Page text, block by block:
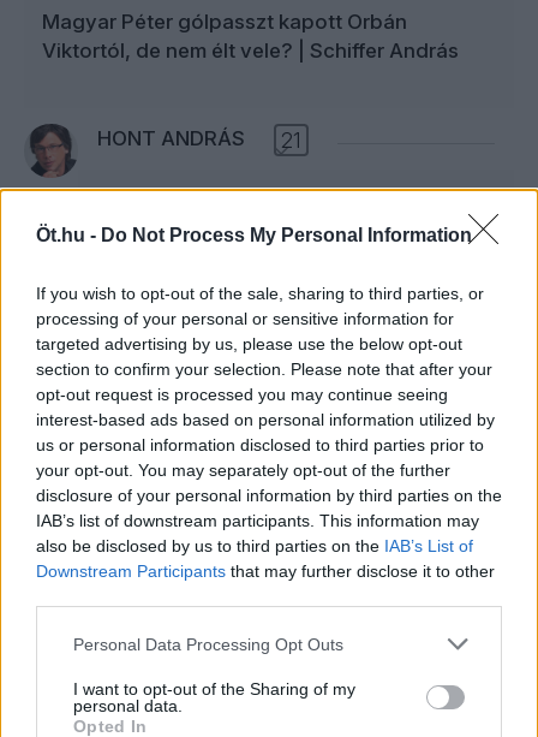
Öt.hu - Do Not Process My Personal Information
If you wish to opt-out of the sale, sharing to third parties, or
processing of your personal or sensitive information for
targeted advertising by us, please use the below opt-out
section to confirm your selection. Please note that after your
opt-out request is processed you may continue seeing
interest-based ads based on personal information utilized by
us or personal information disclosed to third parties prior to
your opt-out. You may separately opt-out of the further
disclosure of your personal information by third parties on the
IAB’s list of downstream participants. This information may
also be disclosed by us to third parties on the IAB’s List of
Downstream Participants that may further disclose it to other
Personal Data Processing Opt Outs
I want to opt-out of the Sharing of my
personal data.
Opted In
Magyar Péter gólpasszt kapott Orbán
Viktortól, de nem élt vele? | Schiffer András
HONT ANDRÁS 21
Bukarest Cowboys menni Nyugat
A romániai elnökválasztás magyar tényezői
a szélnacionalista George Simion felé tett
tihanyi gesztusa és az RMDSZ Simion elleni
kampánya egyaránt és még együttesen is
beilleszthető a nemzeti érdekek közé. Sem a
nagyromán ébredés, sem Románia európai
értelemben vett progresszív újjászületése
nem a magyarok ügye. Vagy mindkettő az.
ÖT
ezt nem szabad elhallgatni – Kelemen
Hunor RMDSZ-elnök a romániai
elnökválasztásról